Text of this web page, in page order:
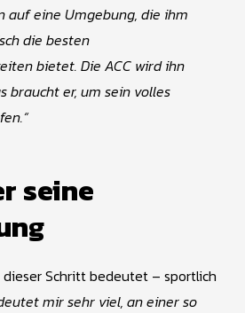
eine Umgebung, die ihm
die besten
bietet. Die ACC wird ihn
braucht er, um sein volles
seine
dieser Schritt bedeutet – sportlich
mir sehr viel, an einer so